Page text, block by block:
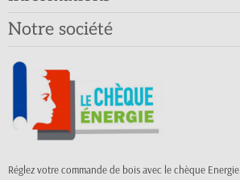
Notre société
Réglez votre commande de bois avec le chèque Energie.